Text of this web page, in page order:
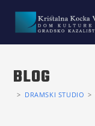
BLOG
> DRAMSKI STUDIO >